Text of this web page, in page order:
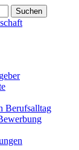
Berufsalltag